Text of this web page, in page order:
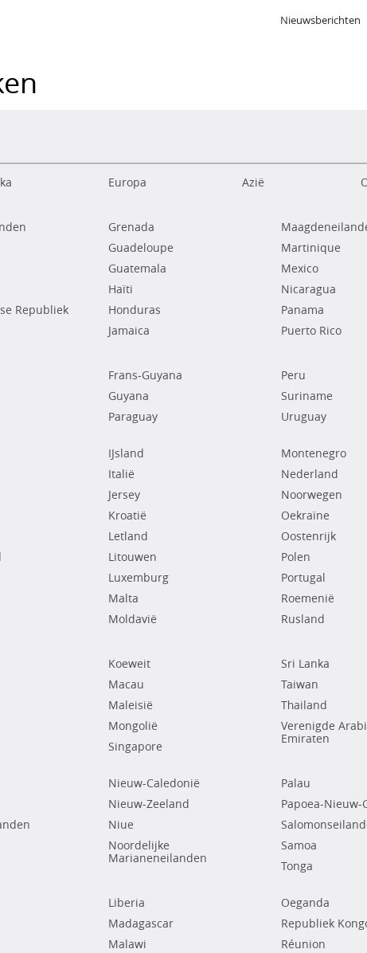
Nieuwsberichten
Europa Azië
Republiek
Grenada
Guadeloupe
Guatemala
Haïti
Honduras
Jamaica
Martinique
Mexico
Nicaragua
Panama
Puerto Rico
Frans-Guyana
Guyana
Paraguay
Peru
Suriname
Uruguay
IJsland
Italië
Jersey
Kroatië
Letland
Litouwen
Luxemburg
Malta
Moldavië
Montenegro
Nederland
Noorwegen
Oekraïne
Oostenrijk
Polen
Portugal
Roemenië
Rusland
Koeweit
Macau
Maleisië
Mongolië
Singapore
Sri Lanka
Taiwan
Thailand
Verenigde
Emiraten
Nieuw-Caledonië
Nieuw-Zeeland
Niue
Noordelijke
Marianeneilanden
Palau
Papoea-Nieuw-
Samoa
Tonga
Liberia
Madagascar
Malawi
Oeganda
Republiek
Réunion